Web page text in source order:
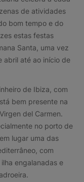
de atividades
bom tempo e do
estas festas
Santa, uma vez
abril até ao início de
de Ibiza, com
bem presente na
del Carmen.
no porto de
lugar uma das
com
engalanadas e